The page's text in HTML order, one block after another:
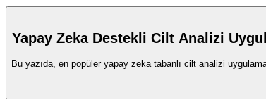
Yapay Zeka Destekli Cilt Analizi
Bu yazıda, en popüler yapay zeka tabanlı cilt analizi